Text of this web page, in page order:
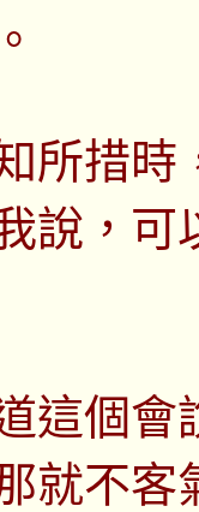
措時
說，
個會
就不